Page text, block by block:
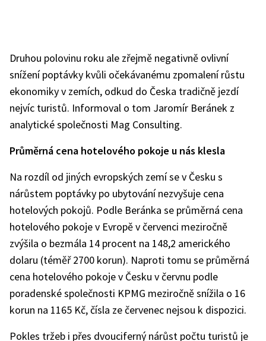
Druhou polovinu roku ale zřejmě negativně ovlivní
snížení poptávky kvůli očekávanému zpomalení růstu
ekonomiky v zemích, odkud do Česka tradičně jezdí
nejvíc turistů. Informoval o tom Jaromír Beránek z
analytické společnosti Mag Consulting.
Průměrná cena hotelového pokoje u nás klesla
Na rozdíl od jiných evropských zemí se v Česku s
nárůstem poptávky po ubytování nezvyšuje cena
hotelových pokojů. Podle Beránka se průměrná cena
hotelového pokoje v Evropě v červenci meziročně
zvýšila o bezmála 14 procent na 148,2 amerického
dolaru (téměř 2700 korun). Naproti tomu se průměrná
cena hotelového pokoje v Česku v červnu podle
poradenské společnosti KPMG meziročně snížila o 16
korun na 1165 Kč, čísla ze červenec nejsou k dispozici.
Pokles tržeb i přes dvouciferný nárůst počtu turistů je